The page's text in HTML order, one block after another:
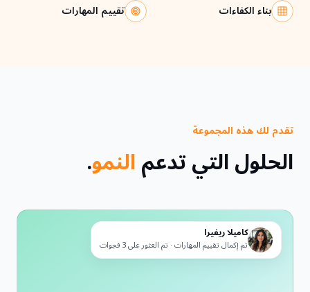
بناء الكفاءات تقييم المهارات
تقدم لك هذه المجموعة
الحلول التي تدعمالنمو.
كاميلا ريفيرا
تم إكمال تقييم المهارات · تم العثور على 3 فجوات